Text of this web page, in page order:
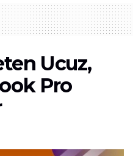
Ucuz,
Pro